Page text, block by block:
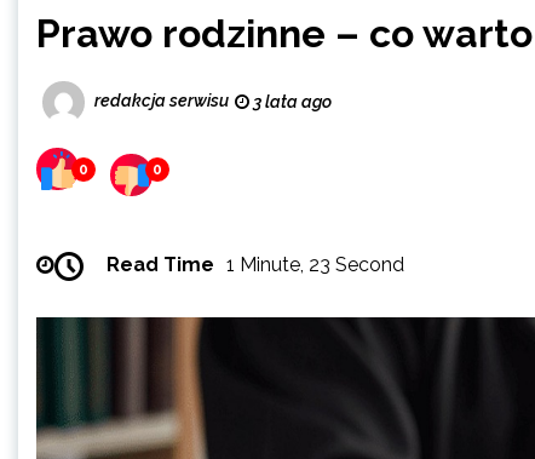
Prawo rodzinne – co
redakcja serwisu 3 lata ago
0 0
Read Time 1 Minute, 23 Second